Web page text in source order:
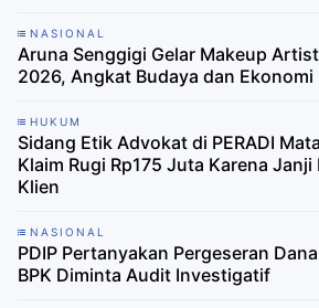
NASIONAL
Aruna Senggigi Gelar Makeup
2026, Angkat Budaya dan Ekonomi
HUKUM
Sidang Etik Advokat di PERADI
Klaim Rugi Rp175 Juta Karena
Klien ‎
NASIONAL
PDIP Pertanyakan Pergeseran
BPK Diminta Audit Investigatif ‎